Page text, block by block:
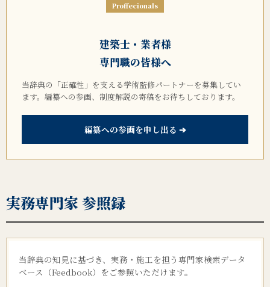
Proffecionals
建築士・業者様
専門職の皆様へ
当辞典の「正確性」を支える学術監修パートナーを募集してい
ます。編纂への参画、制度解説の寄稿をお待ちしております。
編纂への参画を申し出る ➔
実務専門家 参照録
当辞典の知見に基づき、実務・施工を担う専門家検索データ
ベース（Feedbook）をご参照いただけます。